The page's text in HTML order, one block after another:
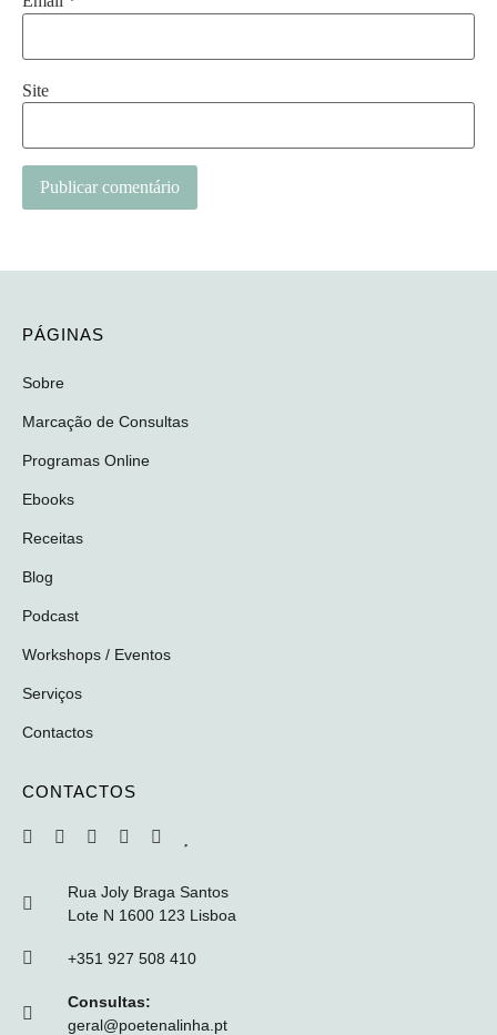
Site
PÁGINAS
Sobre
Marcação de Consultas
Programas Online
Ebooks
Receitas
Blog
Podcast
Workshops / Eventos
Serviços
Contactos
CONTACTOS
Rua Joly Braga Santos
Lote N 1600 123 Lisboa
+351 927 508 410
Consultas:
geral@poetenalinha.pt